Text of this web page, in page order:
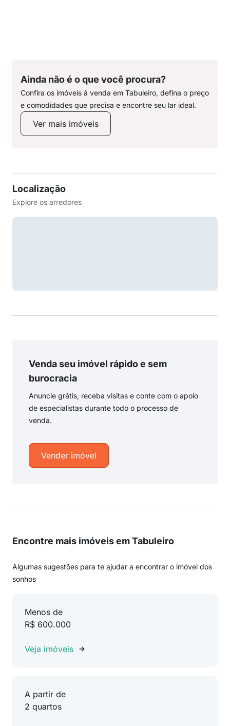
Ainda não é o que você procura?
Confira os imóveis à venda em Tabuleiro, defina o preço
e comodidades que precisa e encontre seu lar ideal.
Ver mais imóveis
Localização
Explore os arredores
Venda seu imóvel rápido e sem
burocracia
Anuncie grátis, receba visitas e conte com o apoio
de especialistas durante todo o processo de
venda.
Vender imóvel
Encontre mais imóveis em Tabuleiro
Algumas sugestões para te ajudar a encontrar o imóvel dos
sonhos
Menos de
R$ 600.000
Veja imóveis
A partir de
2 quartos